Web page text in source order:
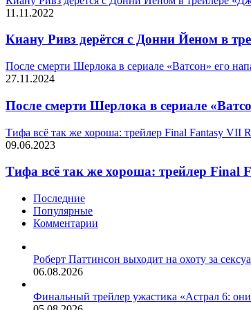
11.11.2022
Киану Ривз дерётся с Донни Йеном в
После смерти Шерлока в сериале «Ватсон» его
27.11.2024
После смерти Шерлока в сериале
Тифа всё так же хороша: трейлер Final Fantasy VII
09.06.2023
Тифа всё так же хороша: трейлер Final
Последние
Популярные
Комментарии
Роберт Паттинсон выходит на охоту за
06.08.2026
Финальный трейлер ужастика «Астрал 6: